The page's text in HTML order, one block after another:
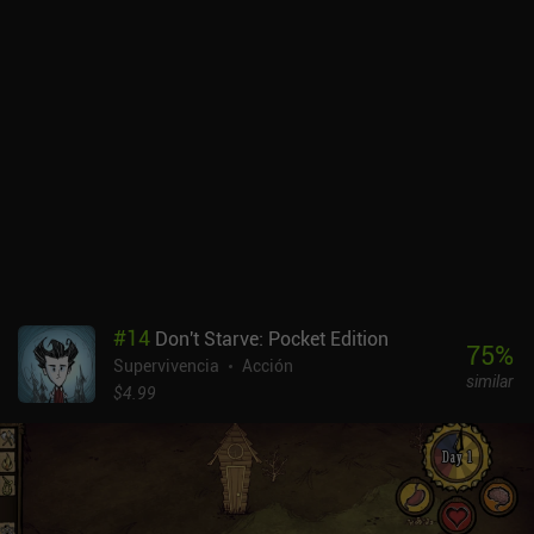
#14 Don't Starve: Pocket Edition
Supervivencia
Acción
$4.99
75%
similar